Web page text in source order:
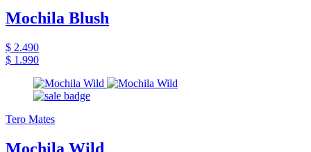
Mochila Blush
$ 2.490
$ 1.990
Tero Mates